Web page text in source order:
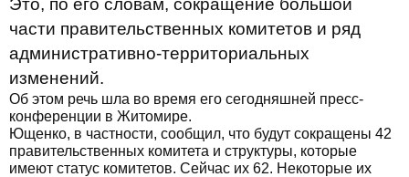
Это, по его словам, сокращение большой
части правительственных комитетов и ряд
административно-территориальных
изменений.
Об этом речь шла во время его сегодняшней пресс-
конференции в Житомире.
Ющенко, в частности, сообщил, что будут сокращены 42
правительственных комитета и структуры, которые
имеют статус комитетов. Сейчас их 62. Некоторые их